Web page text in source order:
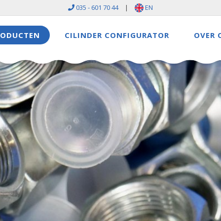
035 - 601 70 44 | EN
CILINDER CONFIGURATOR OVER